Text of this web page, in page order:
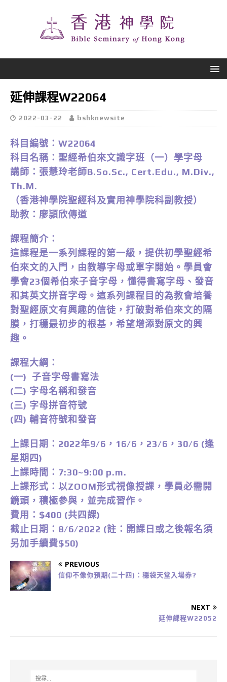
延伸課程W22064
2022-03-22 bshknewsite
科目編號：W22064
科目名稱：聖經希伯來文識字班（一）學字母
講師：張慧玲老師B.So.Sc., Cert.Edu., M.Div.,
Th.M.
（香港神學院聖經科及實用神學院科副教授）
助教：廖頴欣傳道
課程簡介：
這課程是一系列課程的第一級，提供初學聖經希
伯來文的入門，由教導字母或單字開始。學員會
學會23個希伯來子音字母，懂得書寫字母、發音
和其英文拼音字母。這系列課程目的為教會培養
對聖經原文有興趣的信徒，打破對希伯來文的隔
膜，打穩最初步的根基，希望增添對原文的興
趣。
課程大綱：
(一) 子音字母書寫法
(二) 字母名稱和發音
(三) 字母拼音符號
(四) 輔音符號和發音
上課日期：2022年9/6，16/6，23/6，30/6 (逢
星期四)
上課時間：7:30~9:00 p.m.
上課形式：以ZOOM形式視像授課，學員必需開
鏡頭，積極參與，並完成習作。
費用：$400 (共四課)
截止日期：8/6/2022 (註：開課日或之後報名須
另加手續費$50)
PREVIOUS
信仰不像你預期(二十四)：穩袋天堂入場券?
NEXT
延伸課程W22052